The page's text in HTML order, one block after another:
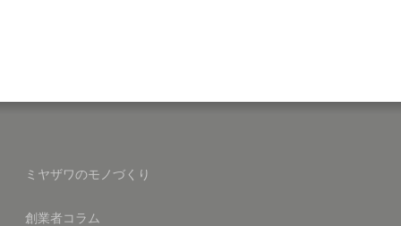
ミヤザワのモノづくり
創業者コラム